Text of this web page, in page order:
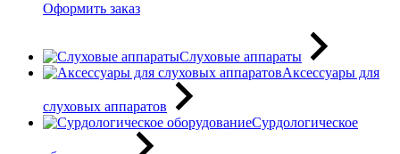
Оформить заказ
Слуховые аппараты
Аксессуары для
слуховых аппаратов
Сурдологическое